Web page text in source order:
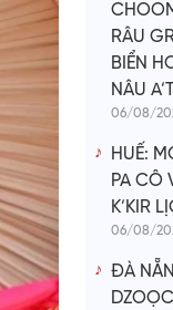
RÂU
BIỂN
NÂU
06/08/
HUẾ:
PA CÔ
K’KIR
06/08/
ĐÀ